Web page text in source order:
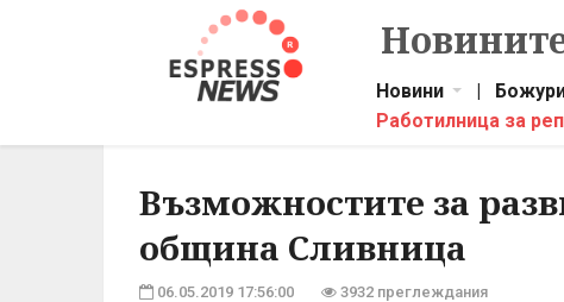
Новини |
Работилница за
Възможностите за
община Сливница
06.05.2019 17:56:00 3932 преглеждания